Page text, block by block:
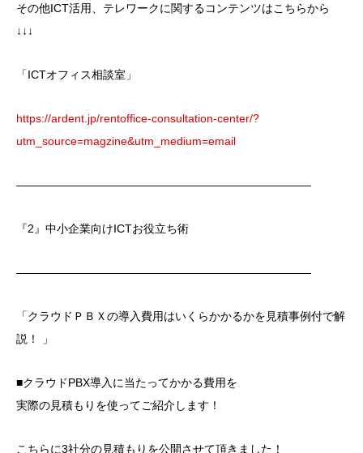
その他ICT活用、テレワークに関するコンテンツはこちらから
↓↓↓
「ICTオフィス相談室」
https://ardent.jp/rentoffice-consultation-center/?
utm_source=magzine&utm_medium=email
――――――――――――――――――――――――――
『2』中小企業向けICTお役立ち術
――――――――――――――――――――――――――
「クラウドＰＢＸの導入費用はいくらかかるかを見積事例付で解
説！ 」
■クラウドPBX導入に当たってかかる費用を
実際の見積もりを使ってご紹介します！
こちらに3社分の見積もりを公開させて頂きました！